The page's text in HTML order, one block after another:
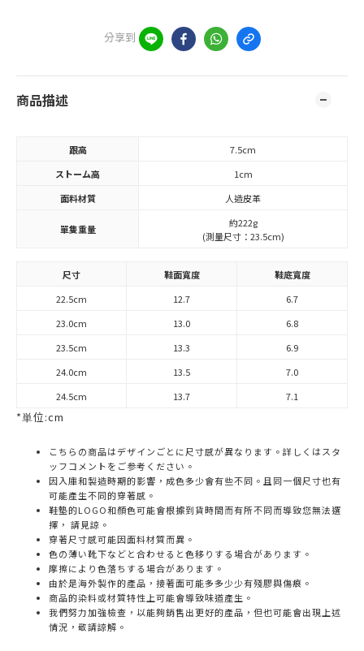
分享到
商品描述
跟高
7.5cm
ストーム高
1cm
面料材質
人造皮革
單隻重量
約222g
(測量尺寸：23.5cm)
尺寸 鞋面寬度
鞋底寬度
22.5cm
12.7
6.7
23.0cm
13.0
6.8
23.5cm
13.3
6.9
24.0cm
13.5
7.0
24.5cm
13.7 7.1
*単位:cm
こちらの商品はデザインごとに尺寸感が異なります。詳しくはスタ
ッフコメントをご参考ください。
因入庫和製造時期的影響，成色多少會有些不同。且同一個尺寸也有
可能產生不同的穿著感。
鞋墊的LOGO和顏色可能會根據到貨時間而有所不同而導致您無法選
擇， 請見諒。
穿著尺寸感可能因面料材質而異。
色の薄い靴下などと合わせると色移りする場合があります。
摩擦により色落ちする場合があります。
由於是海外製作的產品，接著面可能多多少少有殘膠與傷痕。
商品的染料或材質特性上可能會導致味道產生。
我們努力加強檢查，以能夠銷售出更好的產品，但也可能會出現上述
情況，敬請諒解。